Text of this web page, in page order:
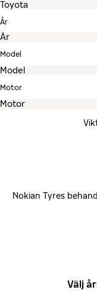
År
Model
Motor
Nokian Tyres
Välj